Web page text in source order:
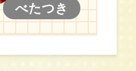
べたつき